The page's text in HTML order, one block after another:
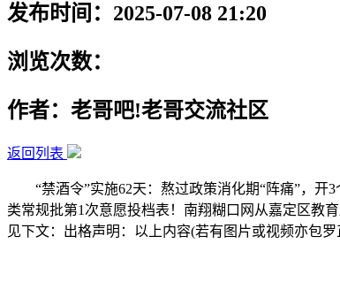
发布时间：2025-07-08 21:20
浏览次数：
作者：老哥吧!老哥交流社区
返回列表
“禁酒令”实施62天：熬过政策消化期“阵痛”，开3
类常规批第1次意愿投档表！南翔糊口网从嘉定区教
见下文：出格声明：以上内容(若有图片或视频亦包